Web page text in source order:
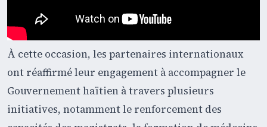
À cette occasion, les partenaires internationaux
ont réaffirmé leur engagement à accompagner le
Gouvernement haïtien à travers plusieurs
initiatives, notamment le renforcement des